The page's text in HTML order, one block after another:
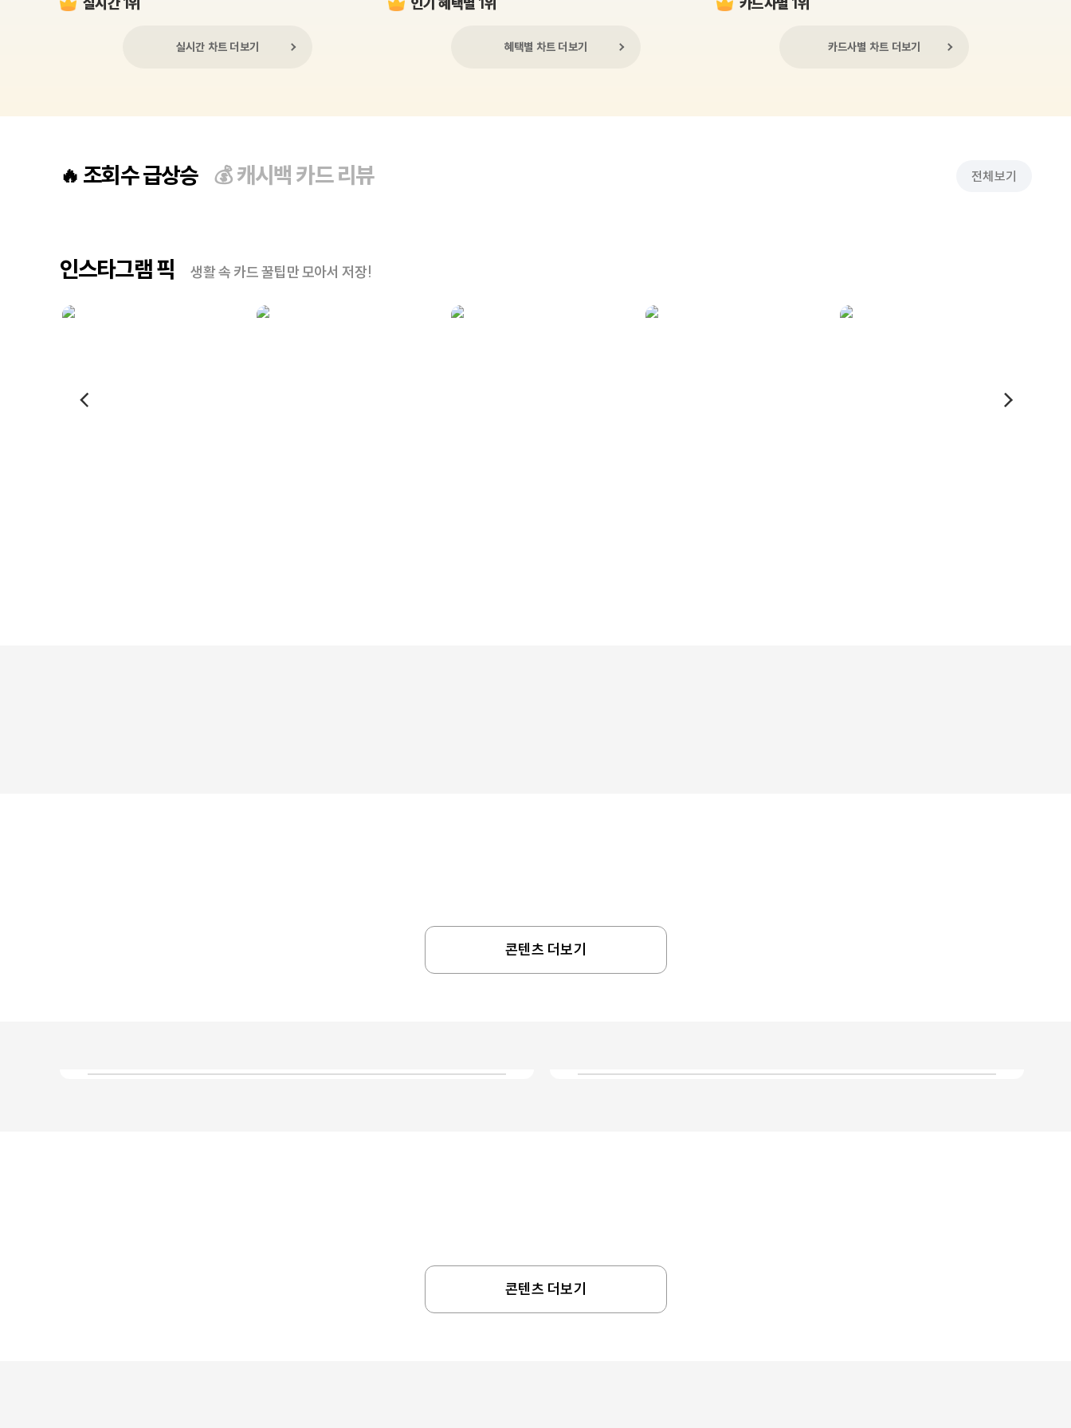
실시간 차트 더보기 혜택별 차트 더보기 카드사별 차트 더보기
🔥 조회수 급상승 💰캐시백 카드 리뷰 전체보기
인스타그램 픽 생활 속 카드 꿀팁만 모아서 저장!
콘텐츠 더보기
콘텐츠 더보기